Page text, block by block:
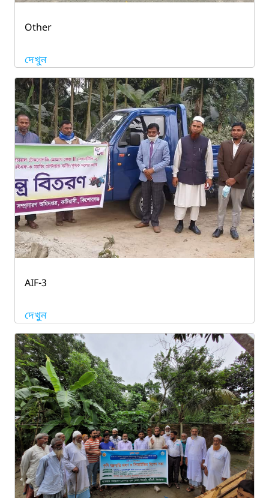
Other
দেখুন
AIF-3
দেখুন